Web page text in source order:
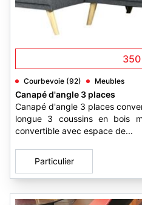
Courbevoie (92) Meubles
Canapé d'angle 3 places
Canapé d'angle 3 places
longue 3 coussins en bois
convertible avec espace de...
Particulier